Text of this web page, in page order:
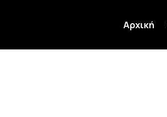
Αρχική